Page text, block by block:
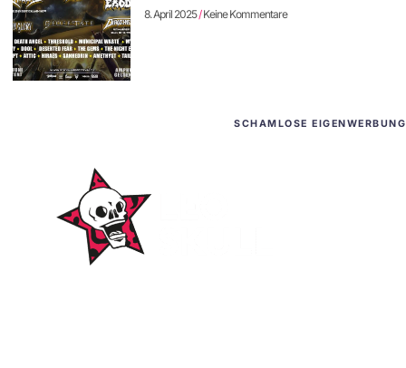
8. April 2025 Keine Kommentare
SCHAMLOSE EIGENWERBUNG